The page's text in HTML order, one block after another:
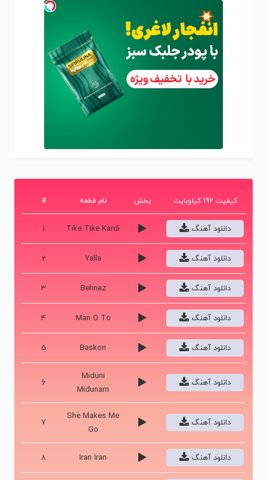
# نام قطعه پخش کیفیت 192 کیلوبایت
1 Tike Tike Kardi دانلود آهنگ
2 Yalla دانلود آهنگ
3 Behnaz دانلود آهنگ
4 Man O To دانلود آهنگ
5 Baskon دانلود آهنگ
6
Miduni
Midunam
دانلود آهنگ
7
She Makes Me
Go
دانلود آهنگ
8 Iran Iran دانلود آهنگ